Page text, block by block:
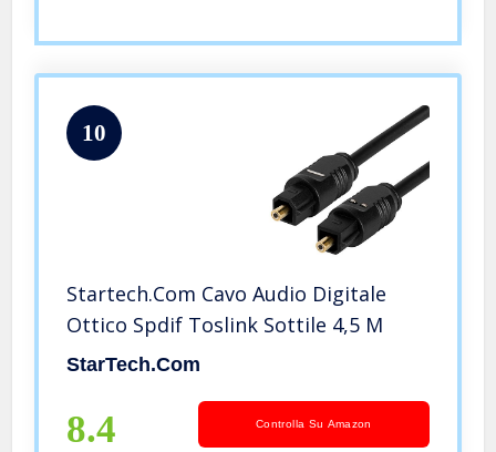
10
Startech.Com Cavo Audio Digitale
Ottico Spdif Toslink Sottile 4,5 M
StarTech.com
8.4 Controlla Su Amazon